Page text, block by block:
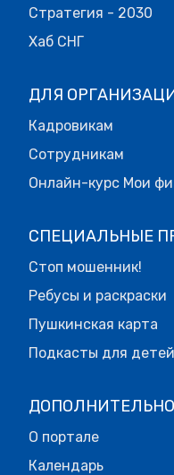
Стратегия - 2030
Хаб СНГ
ДЛЯ
Кадровикам
Сотрудникам
Онлайн-курс Мои
СПЕЦИАЛЬНЫЕ
Стоп мошенник!
Ребусы и раскраски
Пушкинская карта
Подкасты для детей
ДОПОЛНИТЕЛЬНО
О портале
Календарь